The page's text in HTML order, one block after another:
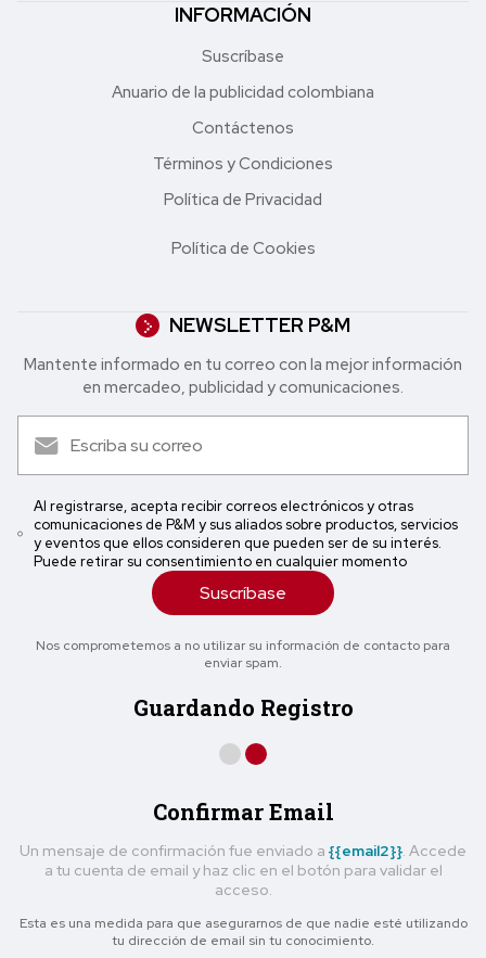
INFORMACIÓN
Suscríbase
Anuario de la publicidad colombiana
Contáctenos
Términos y Condiciones
Política de Privacidad
Política de Cookies
NEWSLETTER P&M
Mantente informado en tu correo con la mejor in formación
en mercadeo, publicidad y comunicaciones.
Al registrarse, acepta recibir correos electrónicos y otras
comunicaciones de P&M y sus aliados sobre productos, servicios
y eventos que ellos consideren que pueden ser de su interés.
Puede retirar su consentimiento en cualquier momento
Suscríbase
Nos comprometemos a no utilizar su información de contacto para
enviar spam.
Guardando Registro
Confirmar Email
Un mensaje de confirmación fue enviado a {{email2}}. Accede
a tu cuenta de email y haz clic en el botón para validar el
acceso.
Esta es una medida para que asegurarnos de que nadie esté utilizando
tu dirección de email sin tu conocimiento.